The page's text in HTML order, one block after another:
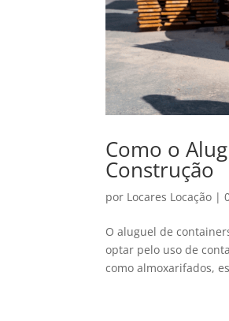
Como o
Construção
por Locares Locação |
O aluguel de
optar pelo uso de
como almoxarifados,